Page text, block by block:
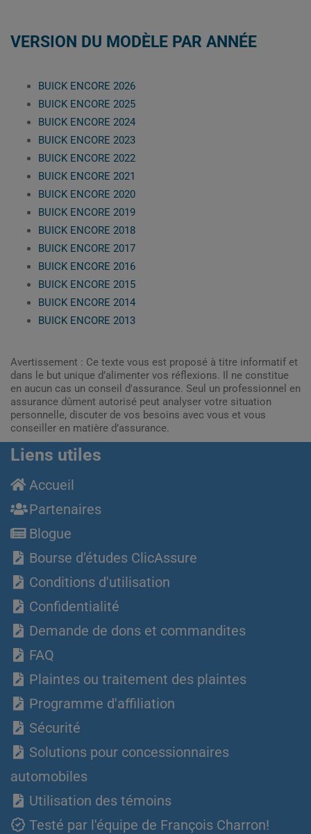
VERSION DU MODÈLE PAR ANNÉE
BUICK ENCORE 2026
BUICK ENCORE 2025
BUICK ENCORE 2024
BUICK ENCORE 2023
BUICK ENCORE 2022
BUICK ENCORE 2021
BUICK ENCORE 2020
BUICK ENCORE 2019
BUICK ENCORE 2018
BUICK ENCORE 2017
BUICK ENCORE 2016
BUICK ENCORE 2015
BUICK ENCORE 2014
BUICK ENCORE 2013
Avertissement : Ce texte vous est proposé à titre informatif et
dans le but unique d’alimenter vos réflexions. Il ne constitue
en aucun cas un conseil d'assurance. Seul un professionnel en
assurance dûment autorisé peut analyser votre situation
personnelle, discuter de vos besoins avec vous et vous
conseiller en matière d’assurance.
Liens utiles
Accueil
Partenaires
Blogue
Bourse d’études ClicAssure
Conditions d'utilisation
Confidentialité
Demande de dons et commandites
FAQ
Plaintes ou traitement des plaintes
Programme d'affiliation
Sécurité
Solutions pour concessionnaires
automobiles
Utilisation des témoins
Testé par l'équipe de François Charron!